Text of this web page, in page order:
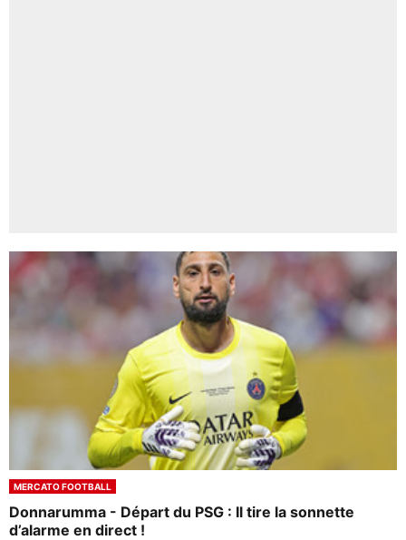
MERCATO FOOTBALL
Donnarumma - Départ du PSG : Il tire la sonnette
d’alarme en direct !